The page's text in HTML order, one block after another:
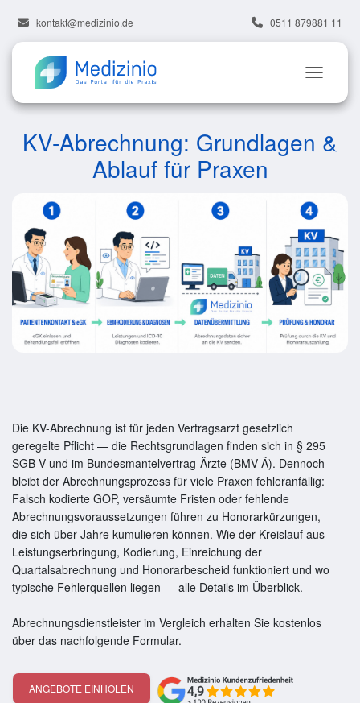
kontakt@medizinio.de 0511 879881 11
KV-Abrechnung: Grundlagen &
Ablauf für Praxen
Die KV-Abrechnung ist für jeden Vertragsarzt gesetzlich
geregelte Pflicht — die Rechtsgrundlagen finden sich in § 295
SGB V und im Bundesmantelvertrag-Ärzte (BMV-Ä). Dennoch
bleibt der Abrechnungsprozess für viele Praxen fehleranfällig:
Falsch kodierte GOP, versäumte Fristen oder fehlende
Abrechnungsvoraussetzungen führen zu Honorarkürzungen,
die sich über Jahre kumulieren können. Wie der Kreislauf aus
Leistungserbringung, Kodierung, Einreichung der
Quartalsabrechnung und Honorarbescheid funktioniert und wo
typische Fehlerquellen liegen — alle Details im Überblick.
Abrechnungsdienstleister im Vergleich erhalten Sie kostenlos
über das nachfolgende Formular.
ANGEBOTE EINHOLEN